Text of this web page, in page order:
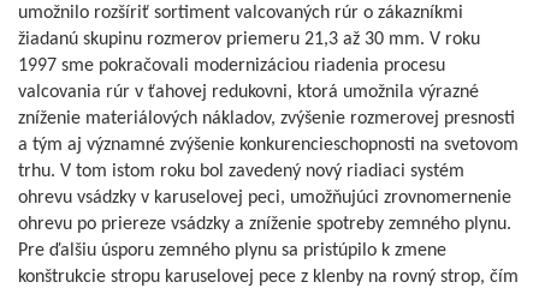
umožnilo rozšíriť sortiment valcovaných rúr o zákazníkmi
žiadanú skupinu rozmerov priemeru 21,3 až 30 mm. V roku
1997 sme pokračovali modernizáciou riadenia procesu
valcovania rúr v ťahovej redukovni, ktorá umožnila výrazné
zníženie materiálových nákladov, zvýšenie rozmerovej presnosti
a tým aj významné zvýšenie konkurencieschopnosti na svetovom
trhu. V tom istom roku bol zavedený nový riadiaci systém
ohrevu vsádzky v karuselovej peci, umožňujúci zrovnomernenie
ohrevu po priereze vsádzky a zníženie spotreby zemného plynu.
Pre ďalšiu úsporu zemného plynu sa pristúpilo k zmene
konštrukcie stropu karuselovej pece z klenby na rovný strop, čím